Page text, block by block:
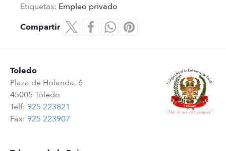
Etiquetas: Empleo privado
Compartir
Toledo
Plaza de Holanda, 6
45005 Toledo
Telf: 925 223821
Fax: 925 223907